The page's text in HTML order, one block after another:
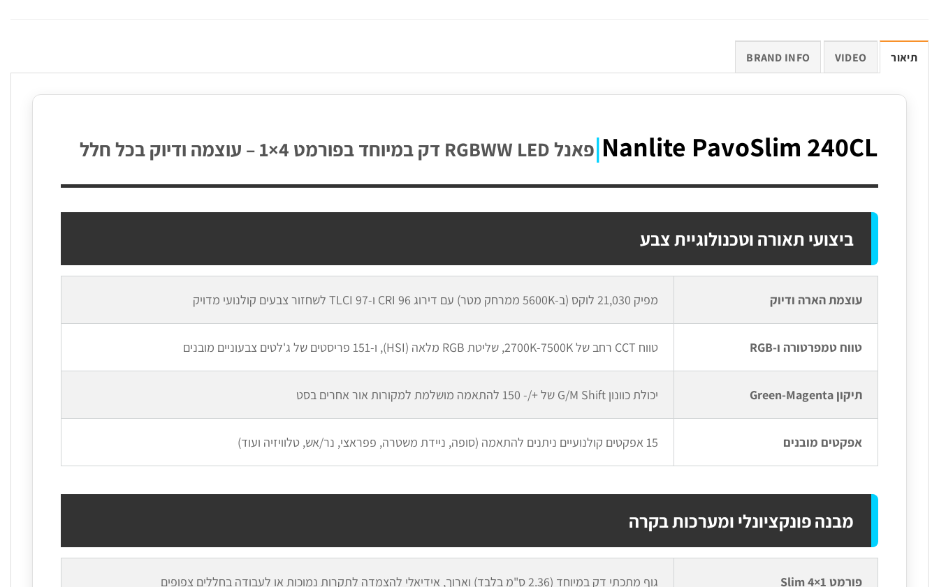
תיאור VIDEO
BRAND INFO
Nanlite PavoSlim 240CL
|פאנל RGBWW LED דק במיוחד בפורמט 4×1 – עוצמה ודיוק בכל חלל
ביצועי תאורה וטכנולוגיית צבע
עוצמת הארה ודיוק מפיק 21,030 לוקס (ב-5600K ממרחק מטר) עם דירוג CRI 96 ו-TLCI 97 לשחזור צבעים קולנועי מדויק
טווח טמפרטורה ו-RGB טווח CCT רחב של 2700K-7500K, שליטת RGB מלאה (HSI), ו-151 פריסטים של ג'לטים צבעוניים מובנים
תיקון Green-Magenta יכולת כוונון G/M Shift של +/- 150 להתאמה מושלמת למקורות אור אחרים בסט
אפקטים מובנים 15 אפקטים קולנועיים ניתנים להתאמה (סופה, ניידת משטרה, פפראצי, נר/אש, טלוויזיה ועוד)
מבנה פונקציונלי ומערכות בקרה
פורמט Slim 4×1 גוף מתכתי דק במיוחד (2.36 ס"מ בלבד) וארוך, אידיאלי להצמדה לתקרות נמוכות או לעבודה בחללים צפופים